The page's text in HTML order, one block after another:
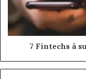
Cameroun
en
2023
7 Fintechs à